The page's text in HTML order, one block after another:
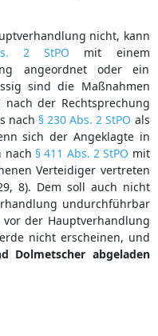
nicht, kann
2 StPO mit einem
angeordnet oder ein
sind die Maßnahmen
nach der Rechtsprechung
nach § 230 Abs. 2 StPO als
sich der Angeklagte in
nach § 411 Abs. 2 StPO mit
Verteidiger vertreten
8). Dem soll auch nicht
undurchführbar
der Hauptverhandlung
nicht erscheinen, und
Dolmetscher abgeladen